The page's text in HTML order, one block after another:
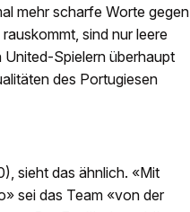
mehr scharfe Worte gegen
sind nur leere
Spielern überhaupt
des Portugiesen
sieht das ähnlich. «Mit
sei das Team «von der